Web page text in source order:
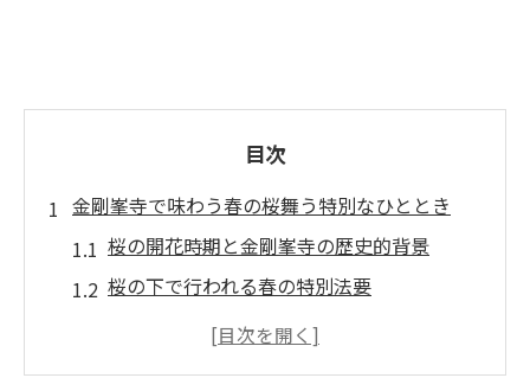
目次
金剛峯寺で味わう春の桜舞う特別なひととき
桜の開花時期と金剛峯寺の歴史的背景
桜の下で行われる春の特別法要
金剛峯寺の春を彩る桜鑑賞会の見どころ